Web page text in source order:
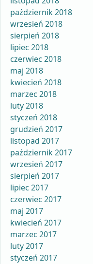
październik 2018
wrzesień 2018
sierpień 2018
lipiec 2018
czerwiec 2018
maj 2018
kwiecień 2018
marzec 2018
luty 2018
styczeń 2018
grudzień 2017
listopad 2017
październik 2017
wrzesień 2017
sierpień 2017
lipiec 2017
czerwiec 2017
maj 2017
kwiecień 2017
marzec 2017
luty 2017
styczeń 2017